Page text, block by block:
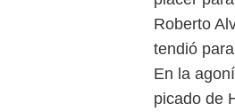
Roberto
tendió
En la
picado de